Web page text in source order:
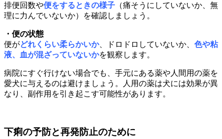
排便回数や便をするときの様子 （痛そうにしていないか、無
理に力んでいないか）を確認しましょう。
・便の状態
便がどれくらい柔らかいか、ドロドロしていないか、 色や粘
液、血が混ざっていないかを観察します。
病院にすぐ行けない場合でも、手元にある薬や人間用の薬を
愛犬に与えるのは避けましょう。人用の薬は犬には効果が異
なり、副作用を引き起こす可能性があります。
下痢の予防と再発防止のために